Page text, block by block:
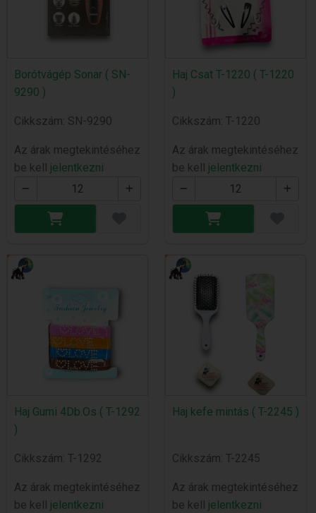
Borótvágép Sonar ( SN-
9290 )
Cikkszám: SN-9290
Az árak megtekintéséhez
be kell jelentkezni
Haj Csat T-1220 ( T-1220
)
Cikkszám: T-1220
Az árak megtekintéséhez
be kell jelentkezni
Haj Gumi 4Db.Os ( T-1292
)
Cikkszám: T-1292
Az árak megtekintéséhez
be kell jelentkezni
Haj kefe mintás ( T-2245 )
Cikkszám: T-2245
Az árak megtekintéséhez
be kell jelentkezni